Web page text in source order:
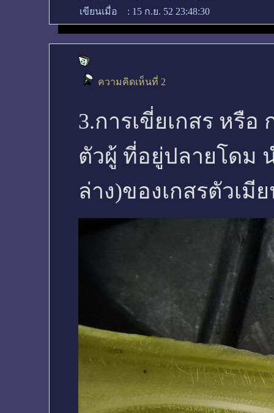
เขียนเมื่อ
: 15 ก.ย. 52 23:48:30
ความคิดเห็นที่ 2
3.การเขี่ยเกสร หรือ
ตัวผู้ ที่อยู่ปลายโดม
ล่าง)ของเกสรตัวเมี